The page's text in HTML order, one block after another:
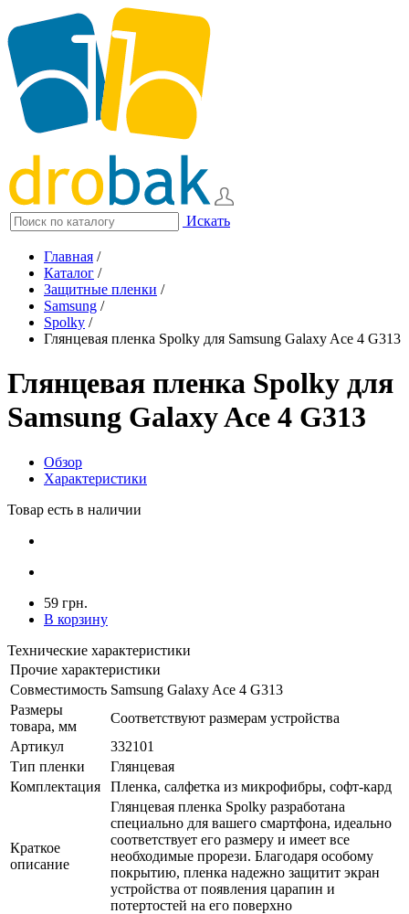
Искать
Главная /
Каталог /
Защитные пленки /
Samsung /
Spolky /
Глянцевая пленка Spolky для Samsung Galaxy Ace 4 G313
Глянцевая пленка Spolky для
Samsung Galaxy Ace 4 G313
Обзор
Характеристики
Товар есть в наличии
59 грн.
В корзину
Технические характеристики
Прочие характеристики
Совместимость Samsung Galaxy Ace 4 G313
Размеры
товара, мм
Соответствуют размерам устройства
Артикул
332101
Тип пленки
Глянцевая
Комплектация
Пленка, салфетка из микрофибры, софт-кард
Краткое
описание
Глянцевая пленка Spolky разработана
специально для вашего смартфона, идеально
соответствует его размеру и имеет все
необходимые прорези. Благодаря особому
покрытию, пленка надежно защитит экран
устройства от появления царапин и
потертостей на его поверхно